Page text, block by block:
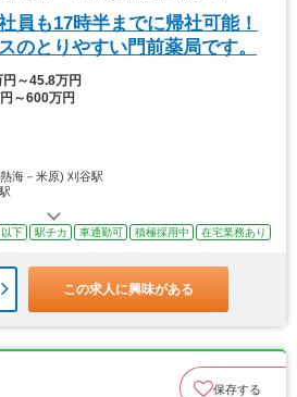
員も17時半までに帰社可能！
のとりやすい門前薬局です。
円～45.8万円
～600万円
海－米原) 刈谷駅
下 駅チカ 車通勤可 積極採用中 在宅業務あり
この求人に興味がある
保存する